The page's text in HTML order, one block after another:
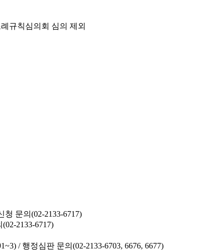
규칙심의회 심의 제외
문의(02-2133-6717)
2133-6717)
/ 행정심판 문의(02-2133-6703, 6676, 6677)